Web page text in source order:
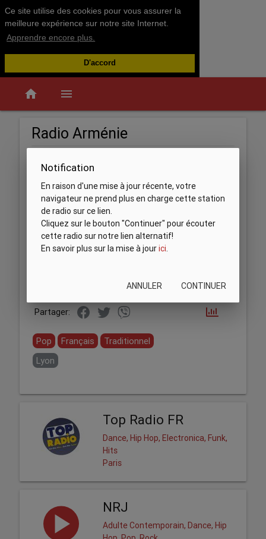
Ce site utilise des cookies pour vous assurer la
meilleure expérience sur notre site Internet.
Apprendre encore plus.
D'accord
home menu
Radio Arménie
Partager:
Notification
En raison d'une mise à jour récente, votre
navigateur ne prend plus en charge cette station
de radio sur ce lien.
Cliquez sur le bouton "Continuer" pour écouter
cette radio sur notre lien alternatif!
En savoir plus sur la mise à jourici.
ANNULER CONTINUER
Pop Français
Traditionnel
Lyon
Top Radio FR
Dance, Hip Hop, Electronica, Funk,
Hits
Paris
NRJ
Adulte Contemporain, Dance, Hip